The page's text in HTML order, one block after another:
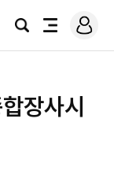
검
전
로
그
장사시